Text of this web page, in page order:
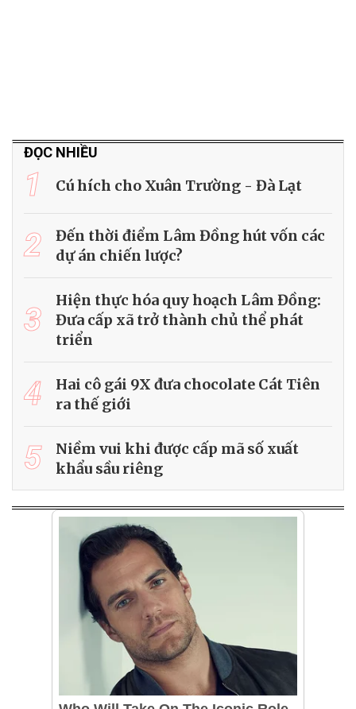
ĐỌC NHIỀU
1 Cú hích cho Xuân Trường - Đà Lạt
2
Đến thời điểm Lâm Đồng hút vốn các
dự án chiến lược?
3
Hiện thực hóa quy hoạch Lâm Đồng:
Đưa cấp xã trở thành chủ thể phát
triển
4
Hai cô gái 9X đưa chocolate Cát Tiên
ra thế giới
5
Niềm vui khi được cấp mã số xuất
khẩu sầu riêng